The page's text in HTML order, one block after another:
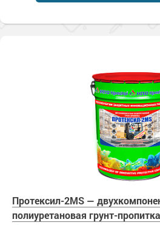
Протексил-2MS —
полиуретановая грунт-